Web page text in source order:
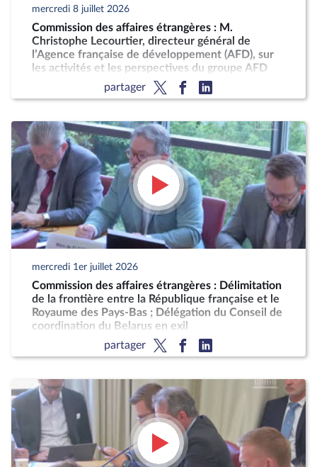
mercredi 8 juillet 2026
Commission des affaires étrangères : M.
Christophe Lecourtier, directeur général de
l’Agence française de développement (AFD), sur
les activités et les perspectives du groupe AFD
partager
mercredi 1er juillet 2026
Commission des affaires étrangères : Délimitation
de la frontière entre la République française et le
Royaume des Pays-Bas ; Délégation du Conseil de
coordination du Belarus en exil
partager